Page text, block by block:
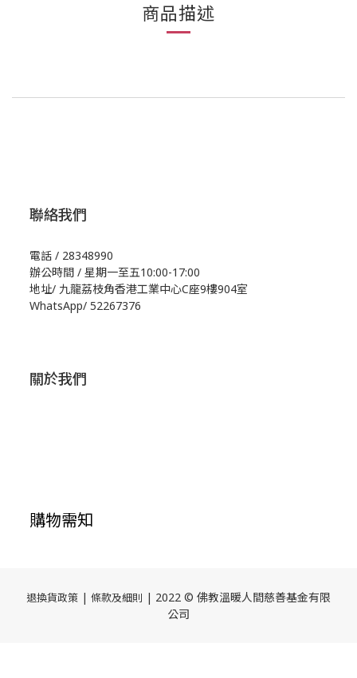
商品描述
聯絡我們
電話 / 28348990
辦公時間 / 星期一至五10:00-17:00
地址/ 九龍荔枝角香港工業中心C座9樓904室
WhatsApp/ 52267376
關於我們
購物需知
退換貨政策 | 條款及細則 | 2022 © 佛教溫暖人間慈善基金有限
公司